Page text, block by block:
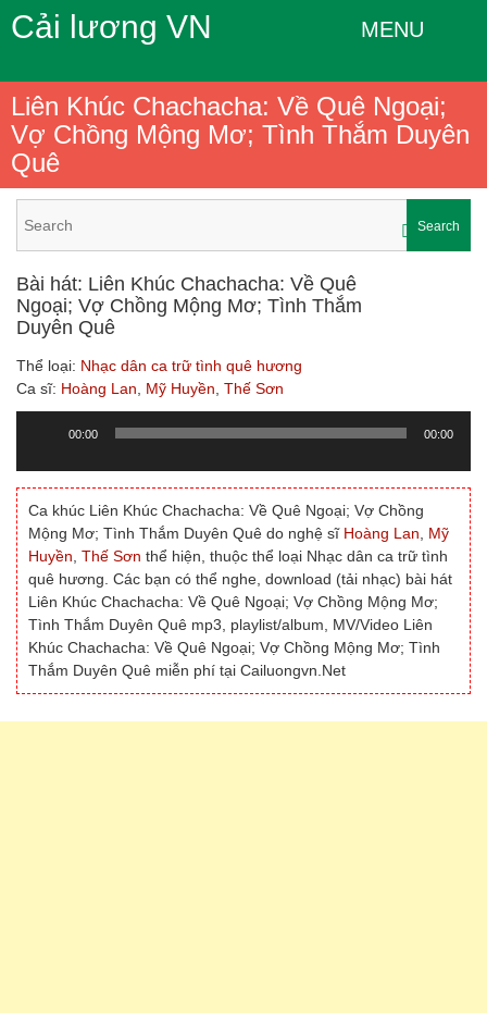
Cải lương VN MENU
Liên Khúc Chachacha: Về Quê Ngoại;
Vợ Chồng Mộng Mơ; Tình Thắm Duyên
Quê
Search
Bài hát: Liên Khúc Chachacha: Về Quê
Ngoại; Vợ Chồng Mộng Mơ; Tình Thắm
Duyên Quê
Thể loại: Nhạc dân ca trữ tình quê hương
Ca sĩ: Hoàng Lan Mỹ Huyền Thế Sơn
00:00 00:00
Ca khúc Liên Khúc Chachacha: Về Quê Ngoại; Vợ Chồng
Mộng Mơ; Tình Thắm Duyên Quê do nghệ sĩ Hoàng Lan
Mỹ
Huyền Thế Sơn thể hiện, thuộc thể loại Nhạc dân ca trữ tình
quê hương. Các bạn có thể nghe, download (tải nhạc) bài hát
Liên Khúc Chachacha: Về Quê Ngoại; Vợ Chồng Mộng Mơ;
Tình Thắm Duyên Quê mp3, playlist/album, MV/Video Liên
Khúc Chachacha: Về Quê Ngoại; Vợ Chồng Mộng Mơ; Tình
Thắm Duyên Quê miễn phí tại Cailuongvn.Net